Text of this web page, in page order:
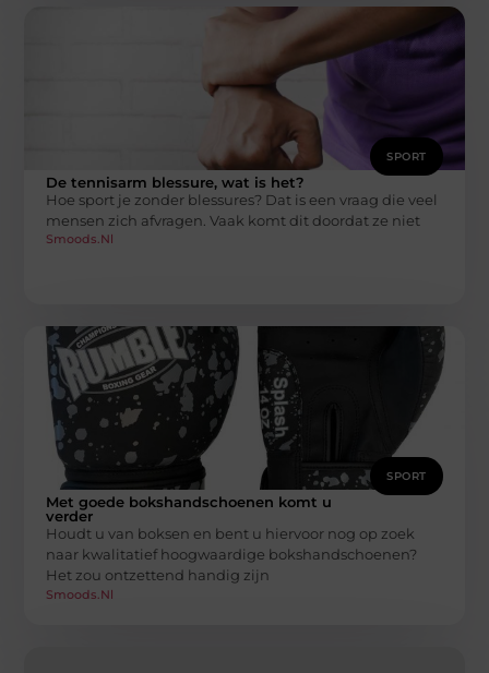
SPORT
De tennisarm blessure, wat is het?
Hoe sport je zonder blessures? Dat is een vraag die veel
mensen zich afvragen. Vaak komt dit doordat ze niet
Smoods.nl
SPORT
Met goede bokshandschoenen komt u
verder
Houdt u van boksen en bent u hiervoor nog op zoek
naar kwalitatief hoogwaardige bokshandschoenen?
Het zou ontzettend handig zijn
Smoods.nl